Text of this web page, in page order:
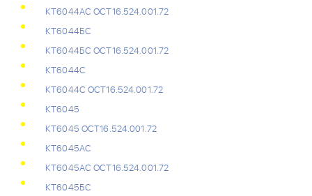
КТ6044АС ОСТ16.524.001.72
КТ6044БС
КТ6044БС ОСТ16.524.001.72
КТ6044С
КТ6044С ОСТ16.524.001.72
КТ6045
КТ6045 ОСТ16.524.001.72
КТ6045АС
КТ6045АС ОСТ16.524.001.72
КТ6045БС